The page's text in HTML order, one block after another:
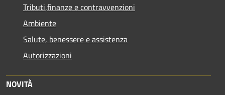
Tributi,finanze e contravvenzioni
Ambiente
Salute, benessere e assistenza
Autorizzazioni
NOVITÀ